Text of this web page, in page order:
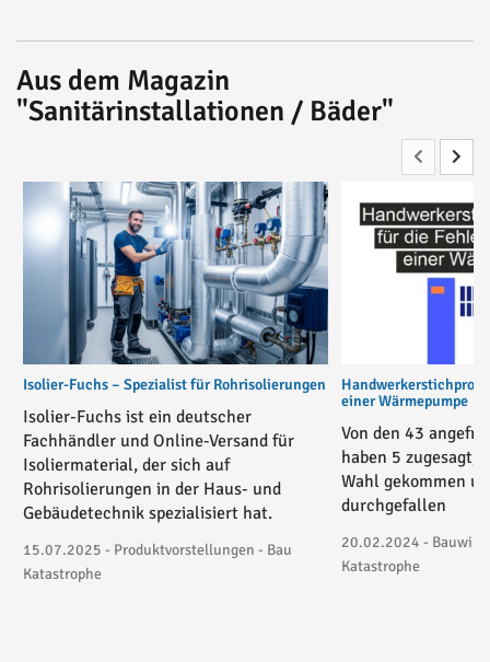
Aus dem Magazin
"Sanitärinstallationen / Bäder"
Isolier-Fuchs – Spezialist für Rohrisolierungen
Isolier-Fuchs ist ein deutscher
Fachhändler und Online-Versand für
Isoliermaterial, der sich auf
Rohrisolierungen in der Haus- und
Gebäudetechnik spezialisiert hat.
15.07.2025 - Produktvorstellungen - Bau
Katastrophe
einer Wärmepumpe
Von den 43
haben 5 zugesagt,
Wahl gekommen
durchgefallen
20.02.2024 -
Katastrophe